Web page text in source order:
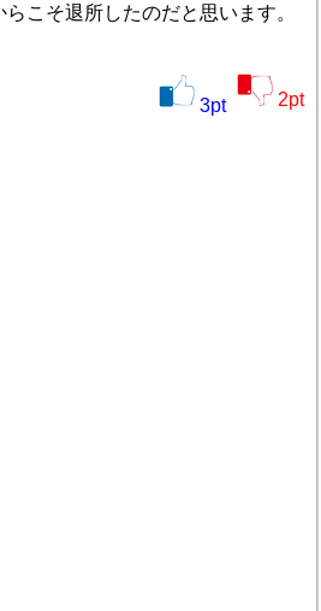
こそ退所したのだと思います。
3pt 2pt